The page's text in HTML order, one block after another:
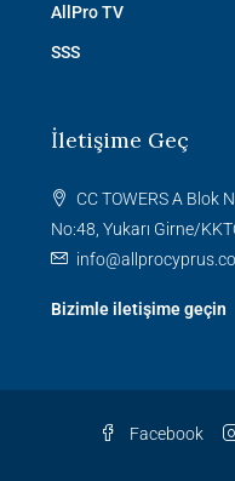
AllPro TV
SSS
İletişime Geç
CC TOWERS A Blok
No:48, Yukarı Girne/
Bizimle iletişime geçin
Facebook